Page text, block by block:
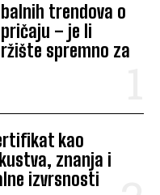
trendova o
– je li
spremno za
kao
znanja i
izvrsnosti